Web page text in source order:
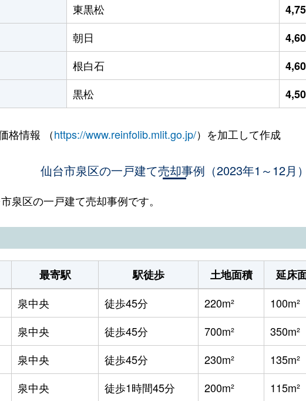
東黒松
朝日
根白石
黒松
格情報 （https://www.reinfolib.mlit.go.jp/）を加工して作成
仙台市泉区の一戸建て売却事例（2023年1～12月）
泉区の一戸建て売却事例です。
最寄駅 駅徒歩 土地面積 延床
泉中央 徒歩45分 220m² 100m²
泉中央 徒歩45分 700m² 350m²
泉中央 徒歩45分 230m² 135m²
泉中央 徒歩1時間45分 200m² 115m²